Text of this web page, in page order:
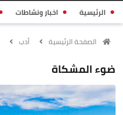
الرئيسية اخبار ونشاطات
الصفحة الرئيسية أدب
ضوء المشكاة